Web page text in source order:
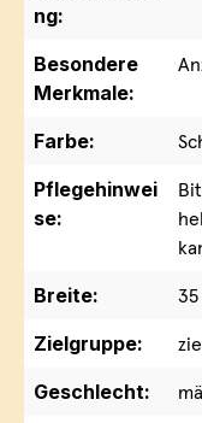
ng:
Besondere
Merkmale:
Farbe:
Pflegehinwei
se:
Breite:
Zielgruppe:
Geschlecht: